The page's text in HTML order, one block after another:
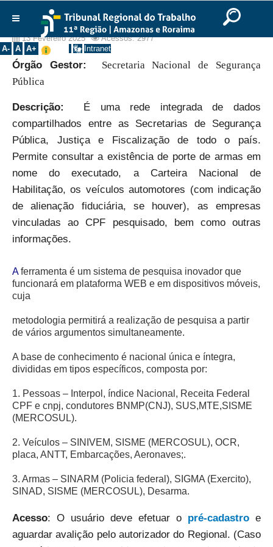
Ir para o rodapé
English
Português Español
A- A A+ Intranet
Institucional
Histórico
Presidência
Corregedoria
Composição
Desembargadores
Seções Especializadas
Varas do Trabalho
Juízes Manaus
Juízes Roraima
Juízes Substitutos
Comitês
Comitê Gestor Regional do e-Gestão e de Tabelas
Comitê do Datajud
Comissão Regional de Pesquisa Judiciária e Ciência de
Comissão de Ética
Comissão de Uniformização de Jurisprudência
Comissão de Vitaliciamento
Comitê de Atenção Integral à Saúde de Magistrados e
INFOSEG
13 Fevereiro 2025 Acessos: 2977
Órgão Gestor:
Secretaria Nacional de Segurança
Pública
Descrição:
É uma rede integrada de dados
compartilhados entre as Secretarias de Segurança
Pública, Justiça e Fiscalização de todo o país.
Permite consultar a existência de porte de armas em
nome do executado, a Carteira Nacional de
Habilitação, os veículos automotores (com indicação
de alienação fiduciária, se houver), as empresas
vinculadas ao CPF pesquisado, bem como outras
informações.
Aferramenta é um sistema de pesquisa inovador que
funcionará em plataforma WEB e em dispositivos móveis,
cuja
metodologia permitirá a realização de pesquisa a partir
de vários argumentos simultaneamente.
A base de conhecimento é nacional única e íntegra,
divididas em tipos específicos, composta por:
1. Pessoas – Interpol, índice Nacional, Receita Federal
CPF e cnpj, condutores BNMP(CNJ), SUS,MTE,SISME
(MERCOSUL).
2. Veículos – SINIVEM, SISME (MERCOSUL), OCR,
placa, ANTT, Embarcações, Aeronaves;.
3. Armas – SINARM (Policia federal), SIGMA (Exercito),
SINAD, SISME (MERCOSUL), Desarma.
Acesso: O usuário deve efetuar o pré-cadastro e
aguardar avalição pelo autorizador do Regional. (Caso